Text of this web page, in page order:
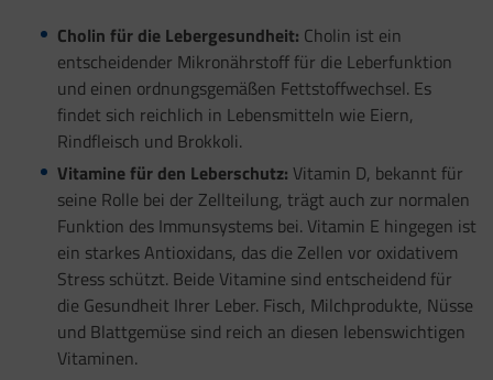
Cholin für die Lebergesundheit: Cholin ist ein
entscheidender Mikronährstoff für die Leberfunktion
und einen ordnungsgemäßen Fettstoffwechsel. Es
findet sich reichlich in Lebensmitteln wie Eiern,
Rindfleisch und Brokkoli.
Vitamine für den Leberschutz: Vitamin D, bekannt für
seine Rolle bei der Zellteilung, trägt auch zur normalen
Funktion des Immunsystems bei. Vitamin E hingegen ist
ein starkes Antioxidans, das die Zellen vor oxidativem
Stress schützt. Beide Vitamine sind entscheidend für
die Gesundheit Ihrer Leber. Fisch, Milchprodukte, Nüsse
und Blattgemüse sind reich an diesen lebenswichtigen
Vitaminen.